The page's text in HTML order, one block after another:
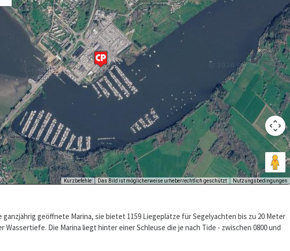
ganzjährig geöffnete Marina, sie bietet 1159 Liegeplätze für Segelyachten bis zu 20 Meter
Wassertiefe. Die Marina liegt hinter einer Schleuse die je nach Tide - zwischen 0800 und